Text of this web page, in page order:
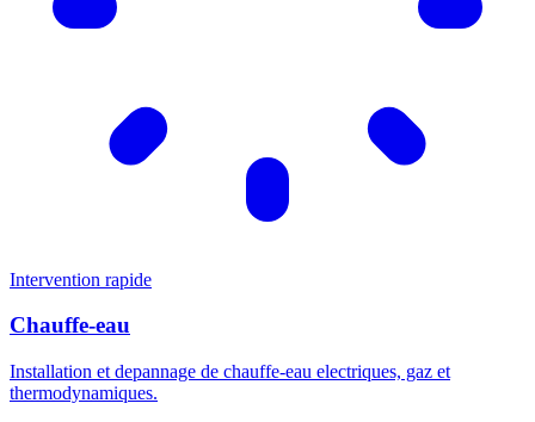
Intervention rapide
Chauffe-eau
Installation et depannage de chauffe-eau electriques, gaz et
thermodynamiques.